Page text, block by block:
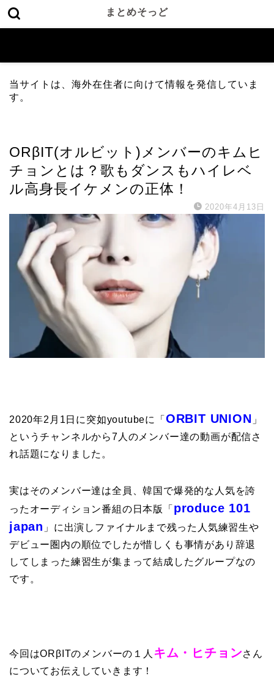
まとめそっど
当サイトは、海外在住者に向けて情報を発信していま
す。
ORβIT(オルビット)メンバーのキムヒ
チョンとは？歌もダンスもハイレベ
ル高身長イケメンの正体！
2020年4月13日
2020年2月1日に突如youtubeに「 ORBIT UNION 」
というチャンネルから7人のメンバー達の動画が配信さ
れ話題になりました。
実はそのメンバー達は全員、韓国で爆発的な人気を誇
ったオーディション番組の日本版「 produce 101
japan 」に出演しファイナルまで残った人気練習生や
デビュー圏内の順位でしたが惜しくも事情があり辞退
してしまった練習生が集まって結成したグループなの
です。
今回はORβITのメンバーの１人 キム・ヒチョンさん
についてお伝えしていきます！